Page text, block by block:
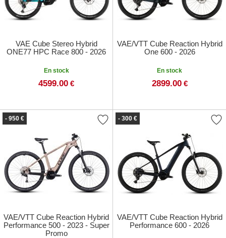
VAE Cube Stereo Hybrid
ONE77 HPC Race 800 - 2026
En stock
4599.00 €
VAE/VTT Cube Reaction Hybrid
One 600 - 2026
En stock
2899.00 €
- 950 €
VAE/VTT Cube Reaction Hybrid
Performance 500 - 2023 - Super
Promo
- 300 €
VAE/VTT Cube Reaction Hybrid
Performance 600 - 2026